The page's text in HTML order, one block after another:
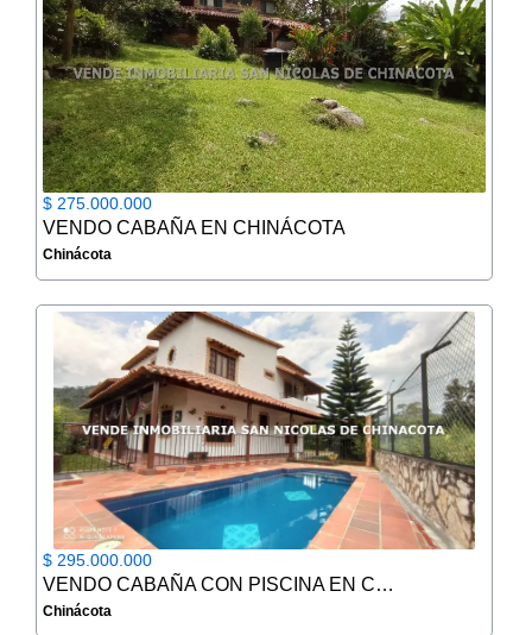
$ 275.000.000
VENDO CABAÑA EN CHINÁCOTA
Chinácota
$ 295.000.000
VENDO CABAÑA CON PISCINA EN CHINACOTA
Chinácota